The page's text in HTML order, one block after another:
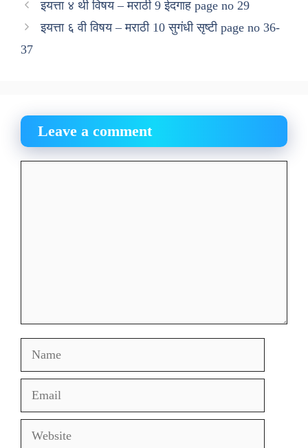
इयत्ता ४ थी विषय – मराठी 9 ईदगाह page no 29
इयत्ता ६ वी विषय – मराठी 10 सुगंधी सृष्टी page no 36-
37
Leave a comment
Name
Email
Website